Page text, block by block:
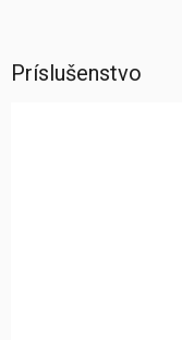
Príslušenstvo